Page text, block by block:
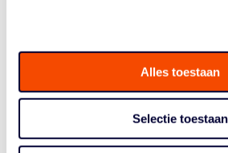
Alles toestaan
Selectie toestaan
Volgens Marlous Nieuwveen begon
scherp aan de wedstrijd en gaf haar
zo de kans in hun spel te komen.
we de riemen aan en maken nog
we wel met een kleine voorsprong
discipline. Daardoor winnen we
punten, maar ik had graag een